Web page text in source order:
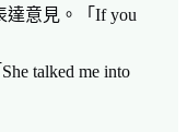
達意見。「If you
talked me into